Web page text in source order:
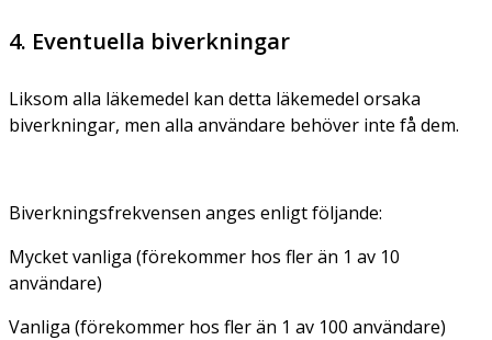
4. Eventuella biverkningar
Liksom alla läkemedel kan detta läkemedel orsaka
biverkningar, men alla användare behöver inte få dem.
Biverkningsfrekvensen anges enligt följande:
Mycket vanliga (förekommer hos fler än 1 av 10
användare)
Vanliga (förekommer hos fler än 1 av 100 användare)